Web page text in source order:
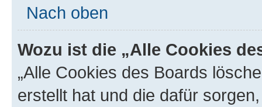
Nach oben
Wozu ist die „Alle Cookies
„Alle Cookies des Boards
erstellt hat und die dafür